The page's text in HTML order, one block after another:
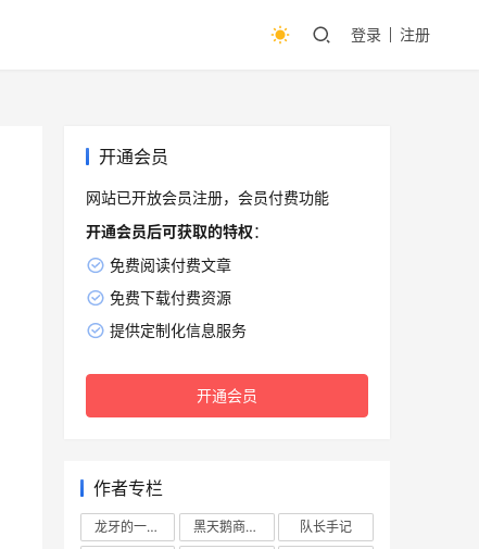
登录 注册
开通会员
网站已开放会员注册，会员付费功能
开通会员后可获取的特权：
免费阅读付费文章
免费下载付费资源
提供定制化信息服务
开通会员
作者专栏
龙牙的一座山 黑天鹅商业情报站
队长手记